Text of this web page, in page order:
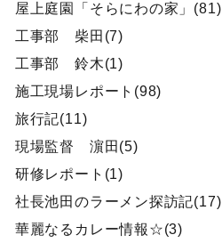
屋上庭園「そらにわの家」(81)
工事部 柴田(7)
工事部 鈴木(1)
施工現場レポート(98)
旅行記(11)
現場監督 濵田(5)
研修レポート(1)
社長池田のラーメン探訪記(17)
華麗なるカレー情報☆(3)